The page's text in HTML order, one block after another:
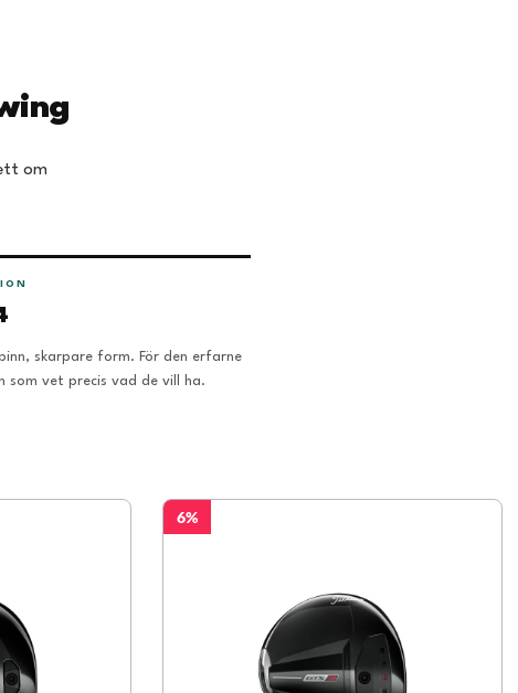
om
skarpare form. För den erfarne
som vet precis vad de vill ha.
6